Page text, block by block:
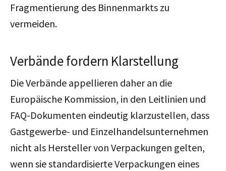
Fragmentierung des Binnenmarkts zu
vermeiden.
Verbände fordern Klarstellung
Die Verbände appellieren daher an die
Europäische Kommission, in den Leitlinien und
FAQ-Dokumenten eindeutig klarzustellen, dass
Gastgewerbe- und Einzelhandelsunternehmen
nicht als Hersteller von Verpackungen gelten,
wenn sie standardisierte Verpackungen eines